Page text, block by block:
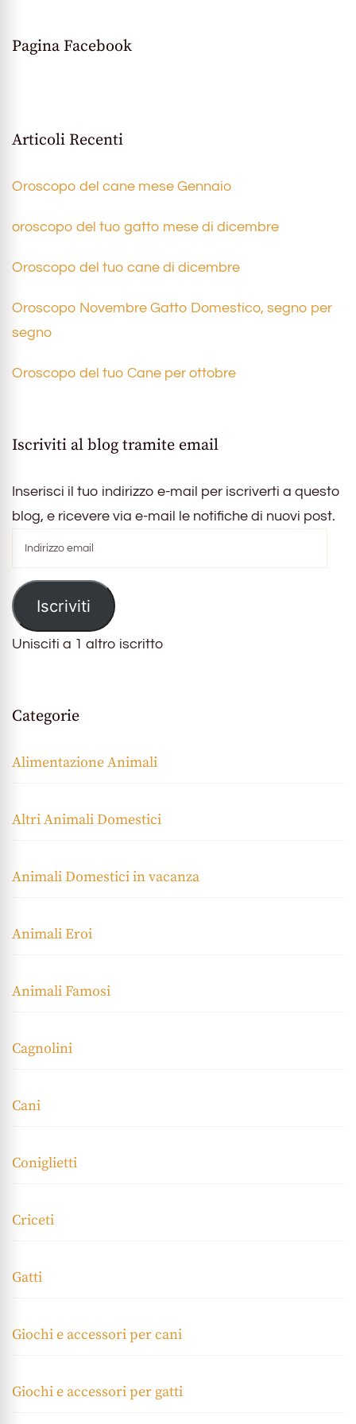
Pagina Facebook
Articoli Recenti
Oroscopo del cane mese Gennaio
oroscopo del tuo gatto mese di dicembre
Oroscopo del tuo cane di dicembre
Oroscopo Novembre Gatto Domestico, segno per
segno
Oroscopo del tuo Cane per ottobre
Iscriviti al blog tramite email
Inserisci il tuo indirizzo e-mail per iscriverti a questo
blog, e ricevere via e-mail le notifiche di nuovi post.
email
Iscriviti
Unisciti a 1 altro iscritto
Categorie
Alimentazione Animali
Altri Animali Domestici
Animali Domestici in vacanza
Animali Eroi
Animali Famosi
Cagnolini
Cani
Coniglietti
Criceti
Gatti
Giochi e accessori per cani
Giochi e accessori per gatti